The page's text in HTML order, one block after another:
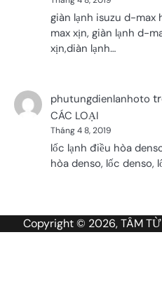
giàn lạnh isuzu d-max
max xịn, giàn lạnh d-
xịn,diàn lạnh…
phutungdienlanhoto
CÁC LOẠI
Tháng 4 8, 2019
lốc lạnh điều hòa
hòa denso, lốc denso,
Copyright © 2026, TÂM